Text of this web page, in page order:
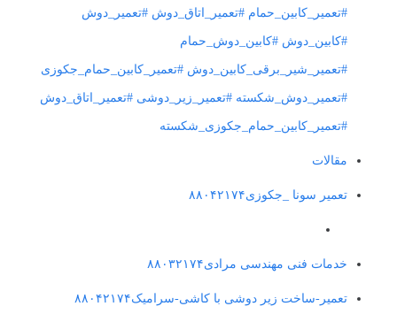
#تعمیر_کابین_حمام #تعمیر_اتاق_دوش #تعمیر_دوش
#کابین_دوش #کابین_دوش_حمام
#تعمیر_شیر_برقی_کابین_دوش #تعمیر_کابین_حمام_جکوزی
#تعمیر_دوش_شکسته #تعمیر_زیر_دوشی #تعمیر_اتاق_دوش
#تعمیر_کابین_حمام_جکوزی_شکسته
مقالات
تعمیر سونا _جکوزی۸۸۰۴۲۱۷۴
خدمات فنی مهندسی مرادی۸۸۰۳۲۱۷۴
تعمیر-ساخت زیر دوشی با کاشی-سرامیک۸۸۰۴۲۱۷۴